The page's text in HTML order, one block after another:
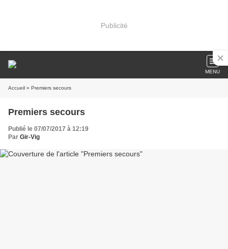
Publicité
MENU
Accueil » Premiers secours
Premiers secours
Publié le 07/07/2017 à 12:19
Par Gir-Vig